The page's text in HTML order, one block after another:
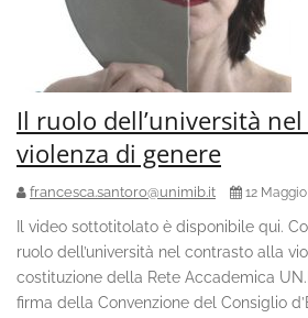
Il ruolo dell’università
violenza di genere
francesca.santoro@unimib.it 12 Maggio
Il video sottotitolato è disponibile qui.
ruolo dell’università nel contrasto alla
costituzione della Rete Accademica
firma della Convenzione del Consiglio